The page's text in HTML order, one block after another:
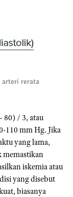
arteri rerata
80) / 3, atau
110 mm Hg. Jika
yang lama,
memastikan
iskemia atau
yang disebut
biasanya